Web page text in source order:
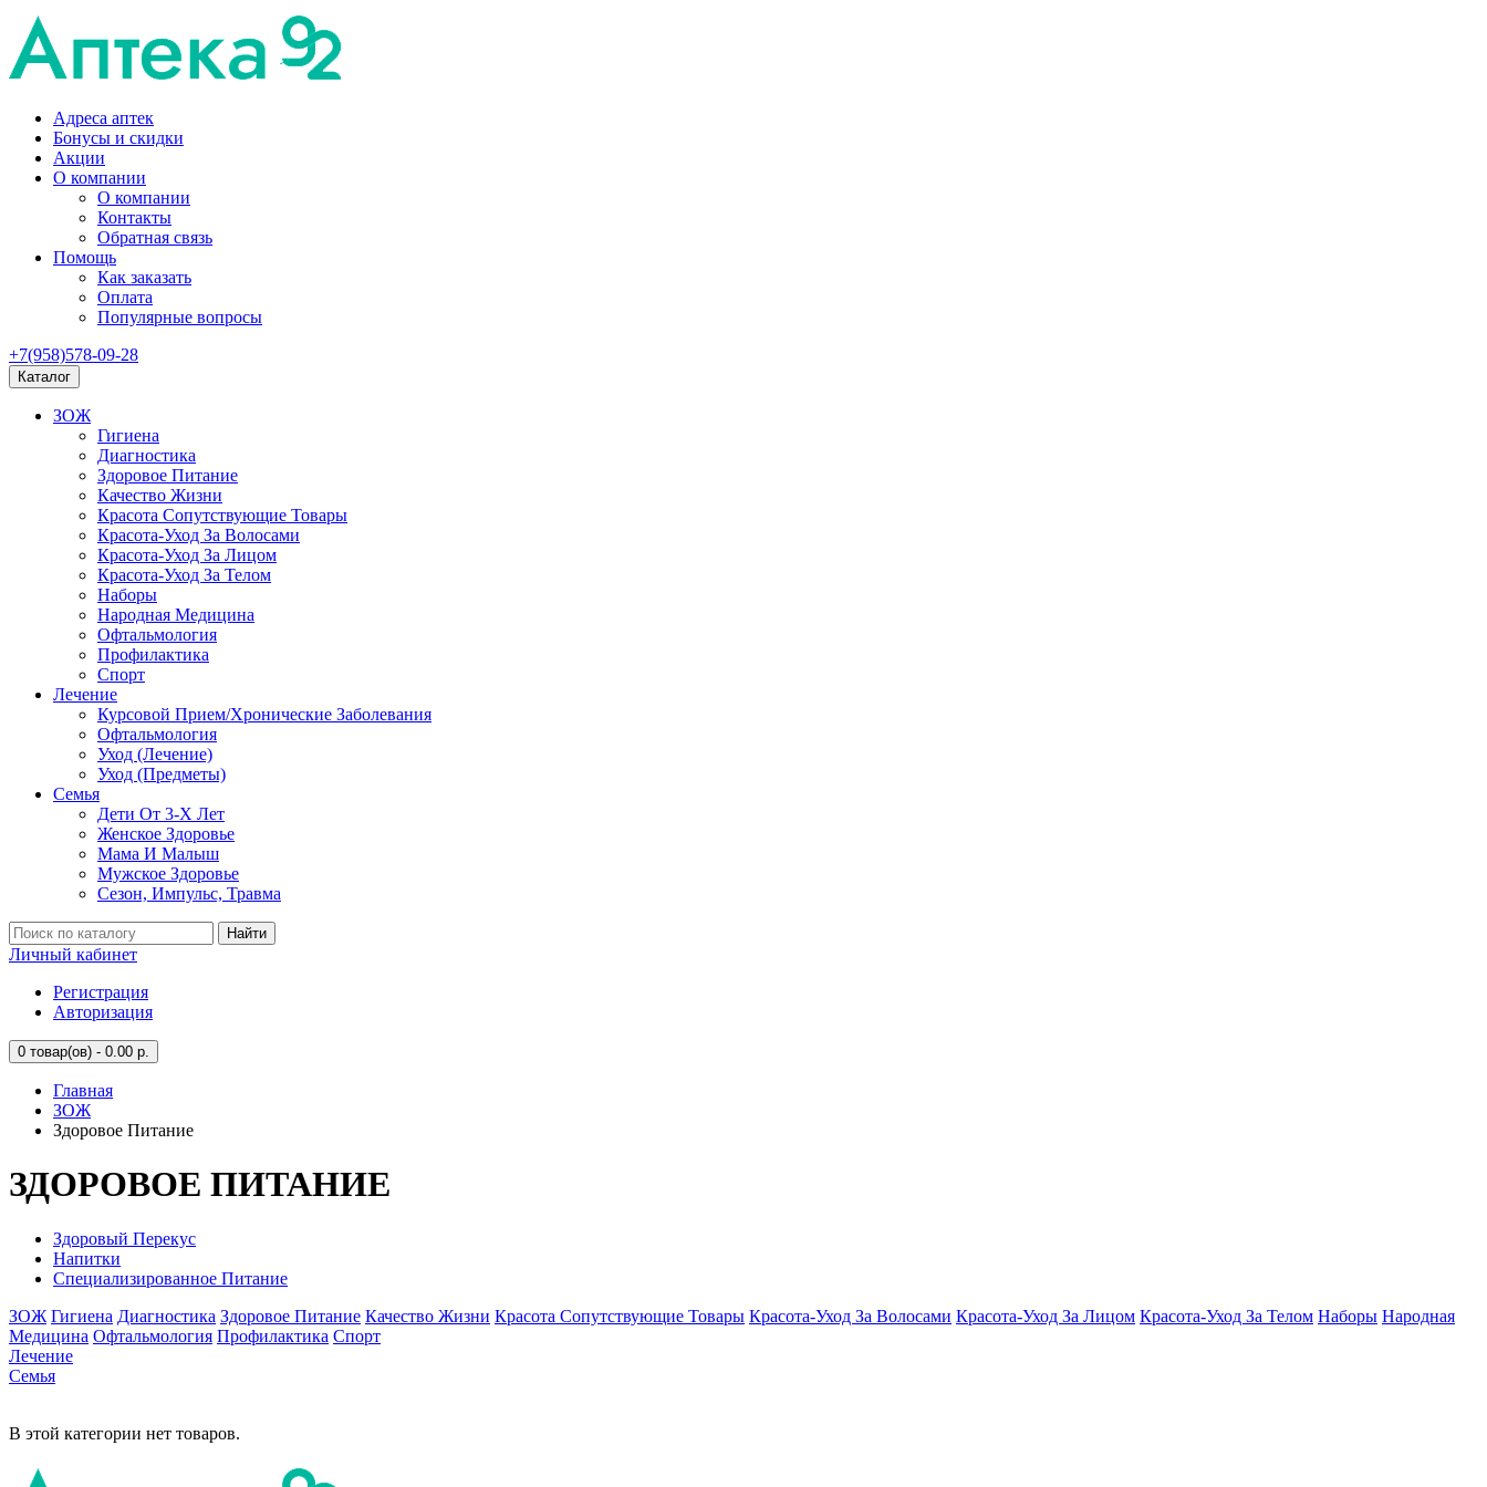
Адреса аптек
Бонусы и скидки
Акции
О компании
О компании
Контакты
Обратная связь
Помощь
Как заказать
Оплата
Популярные вопросы
+7(958)578-09-28
Каталог
ЗОЖ
Гигиена
Диагностика
Здоровое Питание
Качество Жизни
Красота Сопутствующие Товары
Красота-Уход За Волосами
Красота-Уход За Лицом
Красота-Уход За Телом
Наборы
Народная Медицина
Офтальмология
Профилактика
Спорт
Лечение
Курсовой Прием/Хронические Заболевания
Офтальмология
Уход (Лечение)
Уход (Предметы)
Семья
Дети От 3-Х Лет
Женское Здоровье
Мама И Малыш
Мужское Здоровье
Сезон, Импульс, Травма
Найти
Личный кабинет
Регистрация
Авторизация
0 товар(ов) - 0.00 р.
Главная
ЗОЖ
Здоровое Питание
ЗДОРОВОЕ ПИТАНИЕ
Здоровый Перекус
Напитки
Специализированное Питание
ЗОЖ Гигиена Диагностика Здоровое Питание Качество Жизни Красота Сопутствующие Товары Красота-Уход За Волосами Красота-Уход За Лицом Красота-Уход За Телом Наборы Народная
Медицина Офтальмология Профилактика Спорт
Лечение
Семья
В этой категории нет товаров.